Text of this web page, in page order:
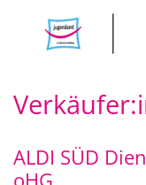
Zum Inhalt
ALDI SÜD